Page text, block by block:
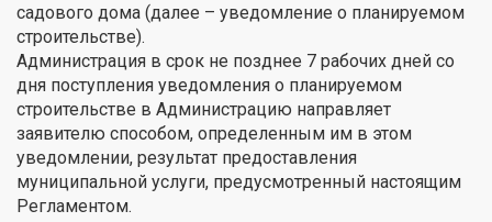
садового дома (далее – уведомление о планируемом
строительстве).
Администрация в срок не позднее 7 рабочих дней со
дня поступления уведомления о планируемом
строительстве в Администрацию направляет
заявителю способом, определенным им в этом
уведомлении, результат предоставления
муниципальной услуги, предусмотренный настоящим
Регламентом.